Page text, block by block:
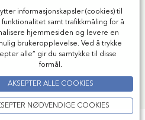
informasjonskapsler (cookies) til
funktionalitet samt trafikkmåling for å
hjemmesiden og levere en
brukeropplevelse. Ved å trykke
alle” gir du samtykke til disse
formål.
AKSEPTER ALLE COOKIES
NØDVENDIGE COOKIES